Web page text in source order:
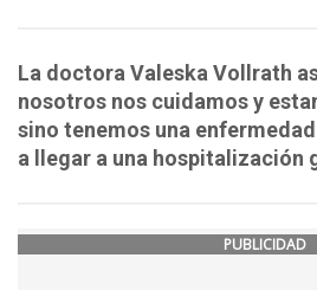
La doctora Valeska Vollrath
nosotros nos cuidamos y
sino tenemos una
a llegar a una hospitalización
PUBLICIDAD